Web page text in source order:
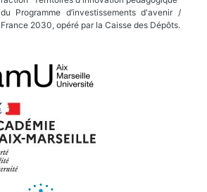
du Programme d’investissements d'avenir /
France 2030, opéré par la Caisse des Dépôts.